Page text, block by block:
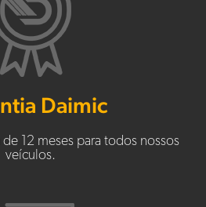
Daimic
12 meses para todos nossos
veículos.